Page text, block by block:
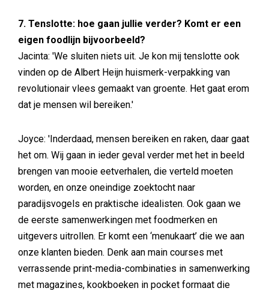
7. Tenslotte: hoe gaan jullie verder? Komt er een
eigen foodlijn bijvoorbeeld?
Jacinta: 'We sluiten niets uit. Je kon mij tenslotte ook
vinden op de Albert Heijn huismerk-verpakking van
revolutionair vlees gemaakt van groente. Het gaat erom
dat je mensen wil bereiken.'
Joyce: 'Inderdaad, mensen bereiken en raken, daar gaat
het om. Wij gaan in ieder geval verder met het in beeld
brengen van mooie eetverhalen, die verteld moeten
worden, en onze oneindige zoektocht naar
paradijsvogels en praktische idealisten. Ook gaan we
de eerste samenwerkingen met foodmerken en
uitgevers uitrollen. Er komt een ‘menukaart’ die we aan
onze klanten bieden. Denk aan main courses met
verrassende print-media-combinaties in samenwerking
met magazines, kookboeken in pocket formaat die